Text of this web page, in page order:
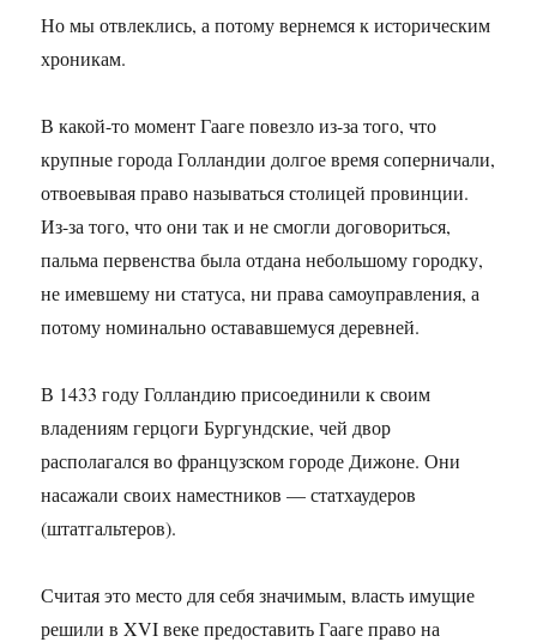
Но мы отвлеклись, а потому вернемся к историческим
хроникам.
В какой-то момент Гааге повезло из-за того, что
крупные города Голландии долгое время соперничали,
отвоевывая право называться столицей провинции.
Из-за того, что они так и не смогли договориться,
пальма первенства была отдана небольшому городку,
не имевшему ни статуса, ни права самоуправления, а
потому номинально остававшемуся деревней.
В 1433 году Голландию присоединили к своим
владениям герцоги Бургундские, чей двор
располагался во французском городе Дижоне. Они
насажали своих наместников — статхаудеров
(штатгальтеров).
Считая это место для себя значимым, власть имущие
решили в XVI веке предоставить Гааге право на